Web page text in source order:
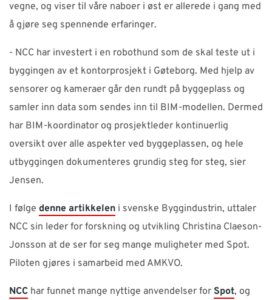
vegne, og viser til våre naboer i øst er allerede i gang med
å gjøre seg spennende erfaringer.
- NCC har investert i en robothund som de skal teste ut i
byggingen av et kontorprosjekt i Gøteborg. Med hjelp av
sensorer og kameraer går den rundt på byggeplass og
samler inn data som sendes inn til BIM-modellen. Dermed
har BIM-koordinator og prosjektleder kontinuerlig
oversikt over alle aspekter ved byggeplassen, og hele
utbyggingen dokumenteres grundig steg for steg, sier
Jensen.
I følge denne artikkelen i svenske Byggindustrin, uttaler
NCC sin leder for forskning og utvikling Christina Claeson-
Jonsson at de ser for seg mange muligheter med Spot.
Piloten gjøres i samarbeid med AMKVO.
NCC har funnet mange nyttige anvendelser for Spot, og